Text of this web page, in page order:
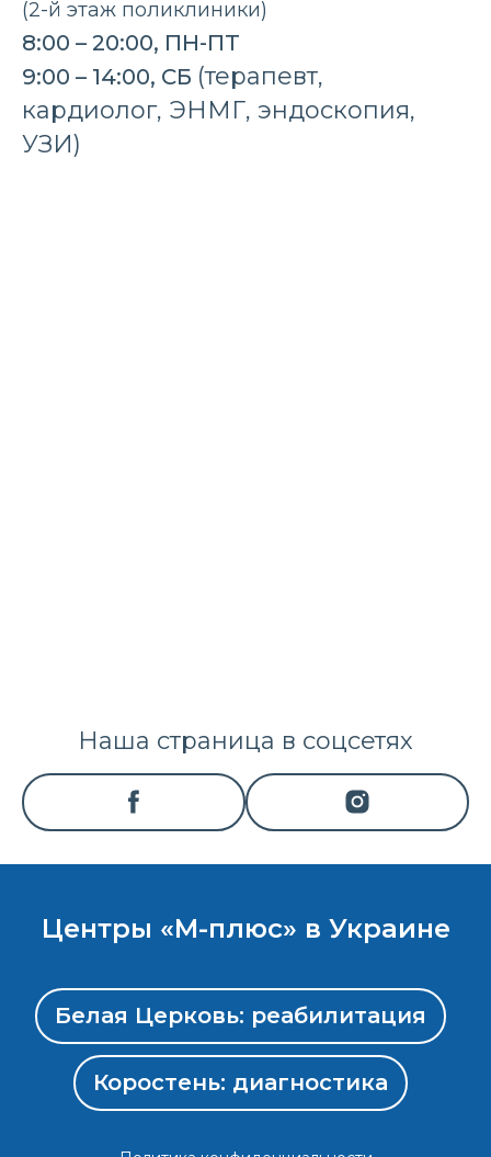
(2-й этаж поликлиники)
8:00 – 20:00, ПН-ПТ
9:00 – 14:00, СБ (терапевт,
кардиолог, ЭНМГ, эндоскопия,
УЗИ)
Наша страница в соцсетях
Центры «М-плюс» в Украине
Белая Церковь: реабилитация
Коростень: диагностика